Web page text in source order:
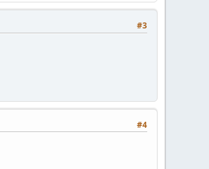
#3
#4